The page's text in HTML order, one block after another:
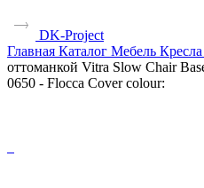
DK-Project
Главная Каталог Мебель Кресла
оттоманкой Vitra Slow Chair
0650 - Flocca Cover colour: